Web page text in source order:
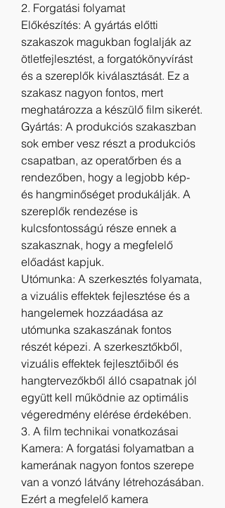
2. Forgatási folyamat
Előkészítés: A gyártás előtti
szakaszok magukban foglalják az
ötletfejlesztést, a forgatókönyvírást
és a szereplők kiválasztását. Ez a
szakasz nagyon fontos, mert
meghatározza a készülő film sikerét.
Gyártás: A produkciós szakaszban
sok ember vesz részt a produkciós
csapatban, az operatőrben és a
rendezőben, hogy a legjobb kép-
és hangminőséget produkálják. A
szereplők rendezése is
kulcsfontosságú része ennek a
szakasznak, hogy a megfelelő
előadást kapjuk.
Utómunka: A szerkesztés folyamata,
a vizuális effektek fejlesztése és a
hangelemek hozzáadása az
utómunka szakaszának fontos
részét képezi. A szerkesztőkből,
vizuális effektek fejlesztőiből és
hangtervezőkből álló csapatnak jól
együtt kell működnie az optimális
végeredmény elérése érdekében.
3. A film technikai vonatkozásai
Kamera: A forgatási folyamatban a
kamerának nagyon fontos szerepe
van a vonzó látvány létrehozásában.
Ezért a megfelelő kamera